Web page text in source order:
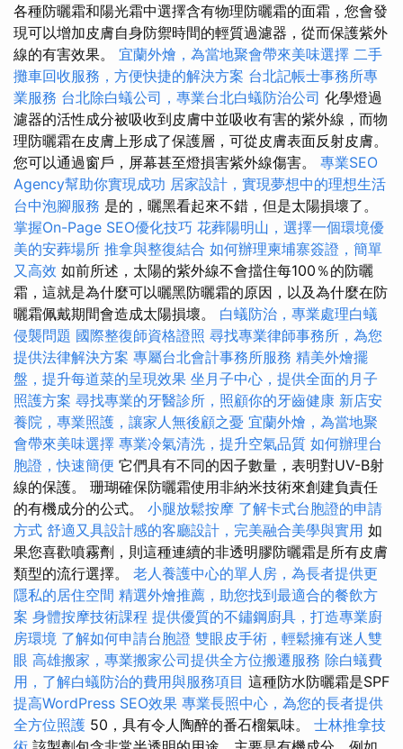
各種防曬霜和陽光霜中選擇含有物理防曬霜的面霜，您會發
現可以增加皮膚自身防禦時間的輕質過濾器，從而保護紫外
線的有害效果。 宜蘭外燴，為當地聚會帶來美味選擇 二手
攤車回收服務，方便快捷的解決方案 台北記帳士事務所專
業服務 台北除白蟻公司，專業台北白蟻防治公司 化學燈過
濾器的活性成分被吸收到皮膚中並吸收有害的紫外線，而物
理防曬霜在皮膚上形成了保護層，可從皮膚表面反射皮膚。
您可以通過窗戶，屏幕甚至燈損害紫外線傷害。 專業SEO
Agency幫助你實現成功 居家設計，實現夢想中的理想生活
台中泡腳服務 是的，曬黑看起來不錯，但是太陽損壞了。
掌握On-Page SEO優化技巧 花葬陽明山，選擇一個環境優
美的安葬場所 推拿與整復結合 如何辦理柬埔寨簽證，簡單
又高效 如前所述，太陽的紫外線不會擋住每100％的防曬
霜，這就是為什麼可以曬黑防曬霜的原因，以及為什麼在防
曬霜佩戴期間會造成太陽損壞。 白蟻防治，專業處理白蟻
侵襲問題 國際整復師資格證照 尋找專業律師事務所，為您
提供法律解決方案 專屬台北會計事務所服務 精美外燴擺
盤，提升每道菜的呈現效果 坐月子中心，提供全面的月子
照護方案 尋找專業的牙醫診所，照顧你的牙齒健康 新店安
養院，專業照護，讓家人無後顧之憂 宜蘭外燴，為當地聚
會帶來美味選擇 專業冷氣清洗，提升空氣品質 如何辦理台
胞證，快速簡便 它們具有不同的因子數量，表明對UV-B射
線的保護。 珊瑚確保防曬霜使用非納米技術來創建負責任
的有機成分的公式。 小腿放鬆按摩 了解卡式台胞證的申請
方式 舒適又具設計感的客廳設計，完美融合美學與實用 如
果您喜歡噴霧劑，則這種連續的非透明膠防曬霜是所有皮膚
類型的流行選擇。 老人養護中心的單人房，為長者提供更
隱私的居住空間 精選外燴推薦，助您找到最適合的餐飲方
案 身體按摩技術課程 提供優質的不鏽鋼廚具，打造專業廚
房環境 了解如何申請台胞證 雙眼皮手術，輕鬆擁有迷人雙
眼 高雄搬家，專業搬家公司提供全方位搬遷服務 除白蟻費
用，了解白蟻防治的費用與服務項目 這種防水防曬霜是SPF
提高WordPress SEO效果 專業長照中心，為您的長者提供
全方位照護 50，具有令人陶醉的番石榴氣味。 士林推拿技